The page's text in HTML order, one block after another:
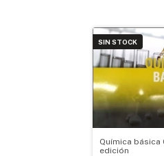
SIN STOCK
Química básica
edición